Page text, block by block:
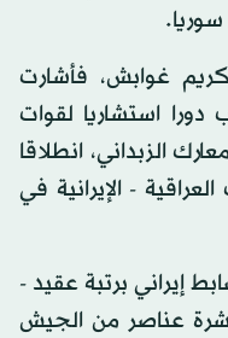
كريم غوابش، فأشارت
دورا استشاريا لقوات
الزبداني، انطلاقا
- الإيرانية في
إيراني برتبة عقيد -
عناصر من الجيش